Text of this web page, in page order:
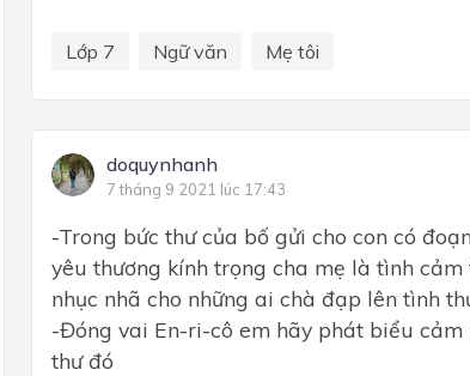
Lớp 7 Ngữ văn Mẹ tôi
doquynhanh
7 tháng 9 2021 lúc 17:43
-Trong bức thư của bố gửi cho con có
yêu thương kính trọng cha mẹ là tình
nhục nhã cho những ai chà đạp lên tình
-Đóng vai En-ri-cô em hãy phát biểu
thư đó